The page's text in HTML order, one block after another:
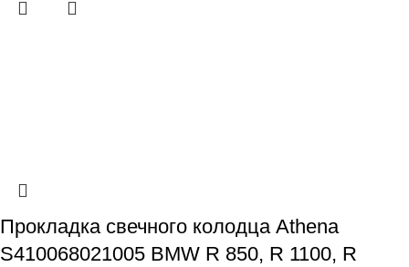
Прокладка свечного колодца Athena
S410068021005 BMW R 850, R 1100, R